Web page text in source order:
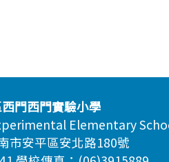
門西門實驗小學
Elementary
市安平區安北路180號